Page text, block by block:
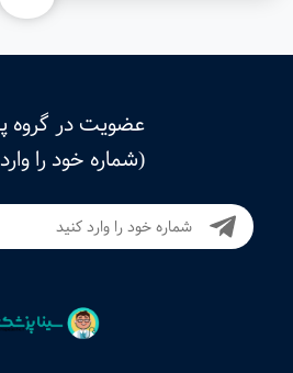
عضویت در گروه
(شماره خود را